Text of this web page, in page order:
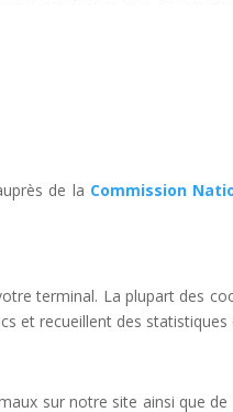
de la Commission
terminal. La plupart des
et recueillent des statistiques
sur notre site ainsi que